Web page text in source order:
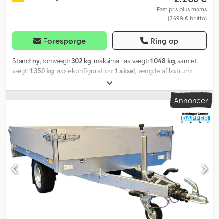
Flere tilbud og information findes på vores hjemmeside. Jeg må
desværre ikke linke direkte, så søg bare “Dapper Anhänger” i din
for fejl, ændringer og mellemsalg.
Fast pris plus moms
(2.699 € brutto)
Forespørge Ring op
Stand: ny, tomvægt: 302 kg, maksimal lastvægt:1.048 kg, samlet
vægt:1.350 kg, akslekonfiguration:1 aksel, længde af lastrum:
1.450 mm
dækstørrelse:195/50R13C, Eduard KH 2314 / KH 2514
Bagudtiptrailer, brems, enkelakset - NYT KØRETØJ - Tekniske
specifikationer: Tilladt totalvægt: 1350 kg (1500*) kg, enkelakset
Egenvægt: ca. 302 kg Nyttelast: ca. 1048 (1198*) kg Indvendige mål:
231 (251 #) x 145 x 30 cm Samlede mål: ca. 360 (380 #) x 156 cm
Aksler: 1 Ladehøjde: ca. 67 cm Dæk: 195/50R13C * 1500 kg mod
merpris # KH2514 mod merpris Opbygning og udstyr: Bagudtip
med hydraulik og håndpumpe Boltet, galvaniseret ramme
Vedligeholdelsesfri, galvaniseret gummifjedret aksel med
individuel hjulophæng Påløbsbremse med bakkesikring,
håndbremse 15 mm skridsikker krydsfinerbund
Bundrammeprofiler med U-rille og udtrækkelige surringsbøjler V-
trækstang (som standard uden støttehjul, forskellige varianter
Annoncer